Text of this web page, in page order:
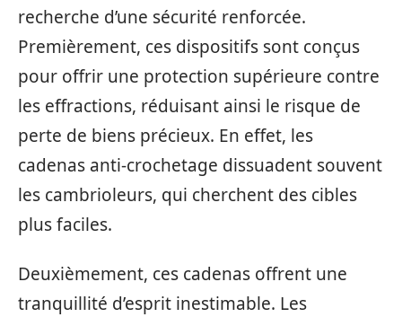
recherche d’une sécurité renforcée.
Premièrement, ces dispositifs sont conçus
pour offrir une protection supérieure contre
les effractions, réduisant ainsi le risque de
perte de biens précieux. En effet, les
cadenas anti-crochetage dissuadent souvent
les cambrioleurs, qui cherchent des cibles
plus faciles.
Deuxièmement, ces cadenas offrent une
tranquillité d’esprit inestimable. Les